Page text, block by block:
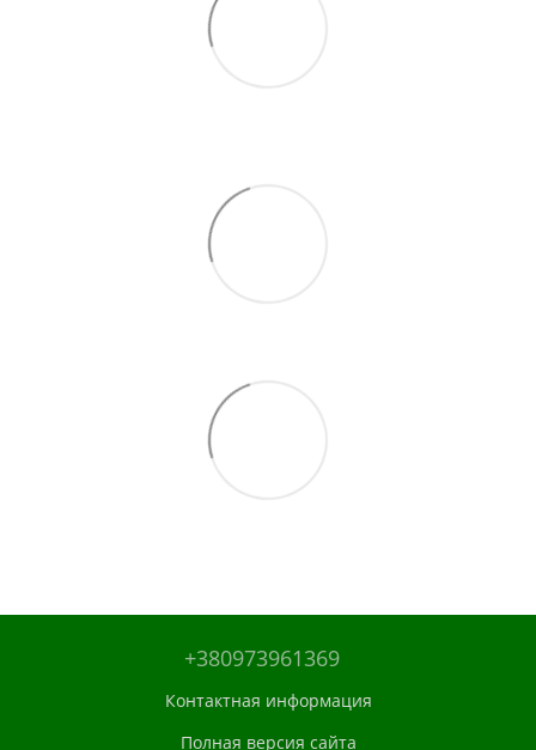
+380973961369
Контактная информация
Полная версия сайта